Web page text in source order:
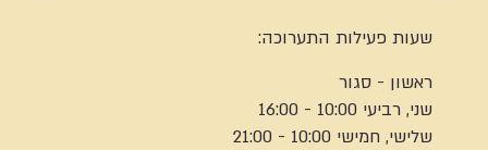
שעות פעילות התערוכה:
ראשון - סגור
שני, רביעי 10:00 - 16:00
שלישי, חמישי 10:00 - 21:00